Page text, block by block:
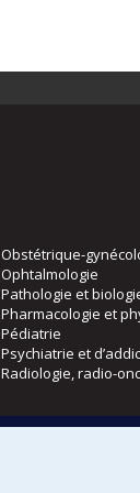
Obstétrique-
Ophtalmologie
Pathologie et
Pharmacologie et
Pédiatrie
Psychiatrie et
Radiologie, radio-